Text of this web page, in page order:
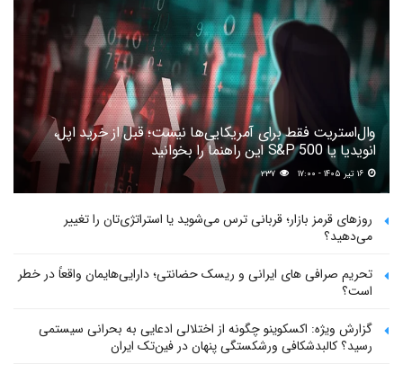
وال‌استریت فقط برای آمریکایی‌ها نیست؛ قبل از خرید اپل،
انویدیا یا S&P 500 این راهنما را بخوانید
۲۳۷
روزهای قرمز بازار؛ قربانی ترس می‌شوید یا استراتژی‌تان را تغییر
می‌دهید؟
تحریم صرافی های ایرانی و ریسک حضانتی؛ دارایی‌هایمان واقعاً در خطر
است؟
گزارش ویژه: اکسکوینو چگونه از اختلالی ادعایی به بحرانی سیستمی
رسید؟ کالبدشکافی ورشکستگی پنهان در فین‌تک ایران